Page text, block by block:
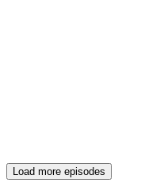
Load more episodes